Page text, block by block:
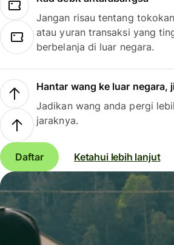
Jangan risau tentang
atau yuran transaksi yang
berbelanja di luar negara.
Hantar wang ke luar negara,
Jadikan wang anda pergi
jaraknya.
Daftar Ketahui lebih lanjut